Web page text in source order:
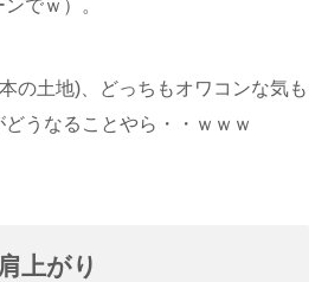
でｗ）。
の土地)、どっちもオワコンな気も
うなることやら・・ｗｗｗ
上がり